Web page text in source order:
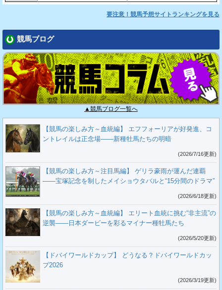
要注意！競馬予想サイトランキングを見る
競馬ブログ
▲競馬ブログ一覧へ
【競馬の楽しみ方～血統編】 エフフォーリアが好発進、コ
ントレイルは正念場――新種牡馬たちの明暗
(2026/7/16更新)
【競馬の楽しみ方～注目馬編】 ゲリラ豪雨が運んだ連覇
――宝塚記念を制したメイショウタバルと“15分間のドラマ”
(2026/6/18更新)
【競馬の楽しみ方～血統編】 エリート血統に挑む“非主流”の
逆襲――日本ダービーを彩るマイナー種牡馬たち
(2026/5/20更新)
【ドバイワールドカップ】 どうなる？ドバイワールドカッ
プ2026
(2026/3/19更新)